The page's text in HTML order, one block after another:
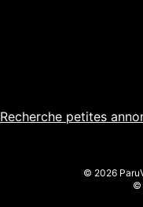
Recherche petites
© 2026
©